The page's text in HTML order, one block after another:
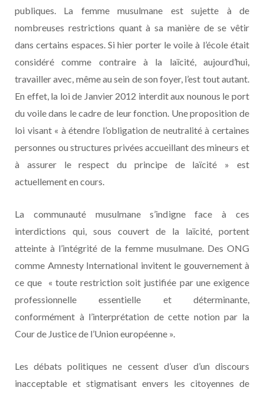
publiques. La femme musulmane est sujette à de
nombreuses restrictions quant à sa manière de se vêtir
dans certains espaces. Si hier porter le voile à l’école était
considéré comme contraire à la laïcité, aujourd’hui,
travailler avec, même au sein de son foyer, l’est tout autant.
En effet, la loi de Janvier 2012 interdit aux nounous le port
du voile dans le cadre de leur fonction. Une proposition de
loi visant « à étendre l’obligation de neutralité à certaines
personnes ou structures privées accueillant des mineurs et
à assurer le respect du principe de laïcité » est
actuellement en cours.
La communauté musulmane s’indigne face à ces
interdictions qui, sous couvert de la laïcité, portent
atteinte à l’intégrité de la femme musulmane. Des ONG
comme Amnesty International invitent le gouvernement à
ce que « toute restriction soit justifiée par une exigence
professionnelle essentielle et déterminante,
conformément à l’interprétation de cette notion par la
Cour de Justice de l’Union européenne ».
Les débats politiques ne cessent d’user d’un discours
inacceptable et stigmatisant envers les citoyennes de